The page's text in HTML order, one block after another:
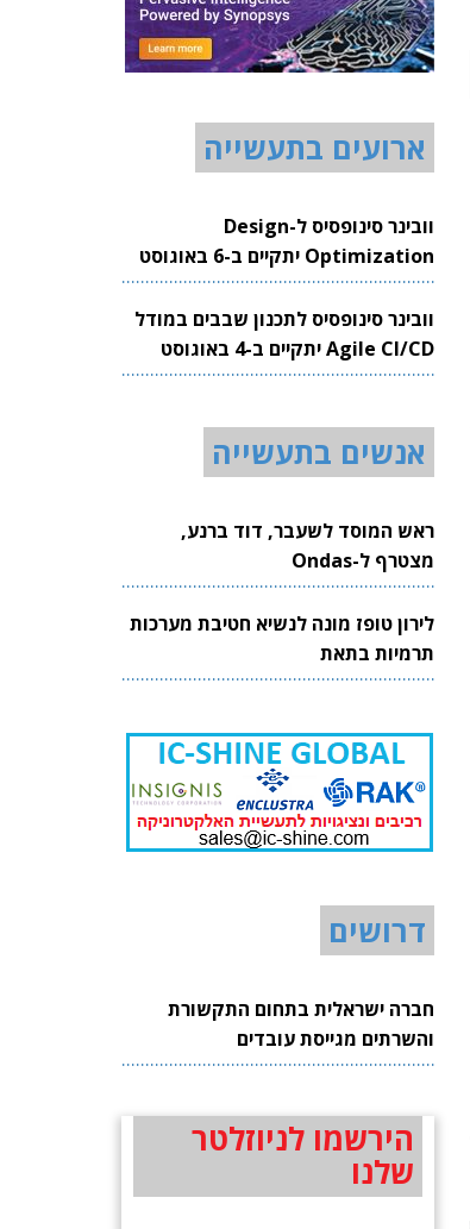
ארועים בתעשייה
וובינר סינופסיס ל-Design
Optimization יתקיים ב-6 באוגוסט
2026
וובינר סינופסיס לתכנון שבבים במודל
Agile CI/CD יתקיים ב-4 באוגוסט
2026
אנשים בתעשייה
ראש המוסד לשעבר, דוד ברנע,
מצטרף ל-Ondas
לירון טופז מונה לנשיא חטיבת מערכות
תרמיות בתאת
דרושים
חברה ישראלית בתחום התקשורת
והשרתים מגייסת עובדים
הירשמו לניוזלטר
שלנו